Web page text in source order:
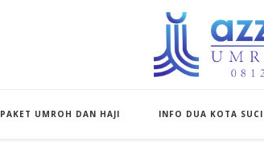
PAKET UMROH DAN HAJI INFO DUA KOTA SUCI